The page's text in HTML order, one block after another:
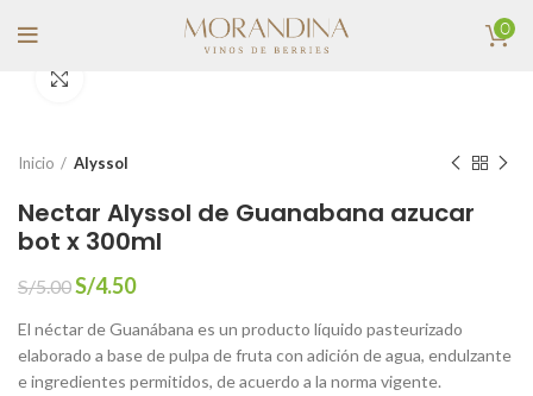
0
Inicio Alyssol
Nectar Alyssol de Guanabana azucar
bot x 300ml
S/5.00S/4.50
El néctar de Guanábana es un producto líquido pasteurizado
elaborado a base de pulpa de fruta con adición de agua, endulzante
e ingredientes permitidos, de acuerdo a la norma vigente.